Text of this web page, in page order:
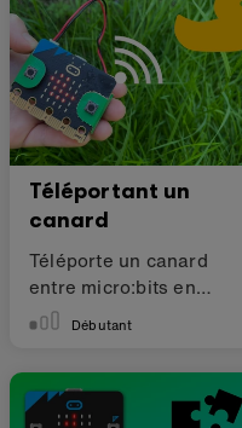
Téléportant un
canard
Téléporte un canard
entre micro:bits en
utilisant la radio
Débutant